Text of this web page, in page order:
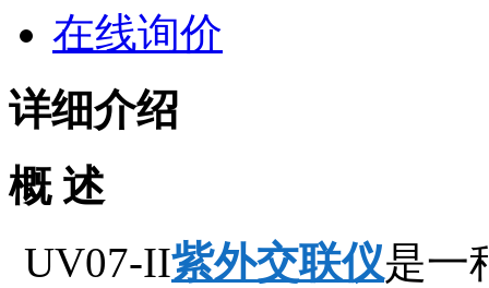
在线询价
详细介绍
概 述
UV07-II紫外交联仪是一